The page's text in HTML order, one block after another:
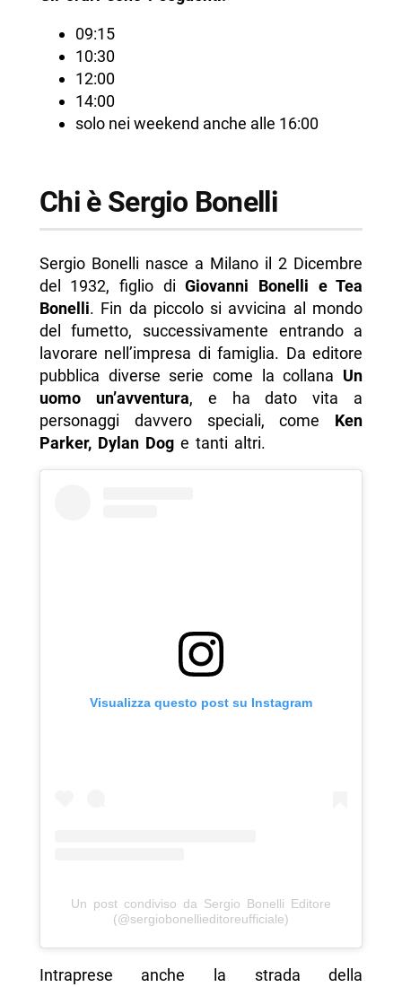
09:15
10:30
12:00
14:00
solo nei weekend anche alle 16:00
Chi è Sergio Bonelli
Sergio Bonelli nasce a Milano il 2 Dicembre
del 1932, figlio diGiovanni Bonelli e Tea
Bonelli. Fin da piccolo si avvicina al mondo
del fumetto, successivamente entrando a
lavorare nell’impresa di famiglia. Da editore
pubblica diverse serie come la collana Un
uomo un’avventura, e ha dato vita a
personaggi davvero speciali, come Ken
Parker, Dylan Dog e tanti altri.
Visualizza questo post su Instagram
Un post condiviso da Sergio Bonelli Editore
(@sergiobonellieditoreufficiale)
Intraprese anche la strada della